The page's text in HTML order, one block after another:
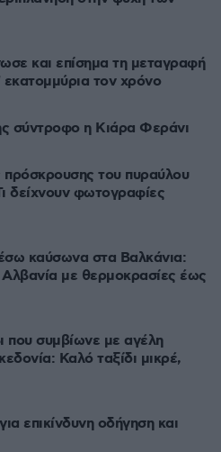
και επίσημα τη μεταγραφή
τον χρόνο
σύντροφο η Κιάρα Φεράνι
πρόσκρουσης του πυραύλου
δείχνουν φωτογραφίες
καύσωνα στα Βαλκάνια:
με θερμοκρασίες έως
που συμβίωνε με αγέλη
Καλό ταξίδι μικρέ,
επικίνδυνη οδήγηση και